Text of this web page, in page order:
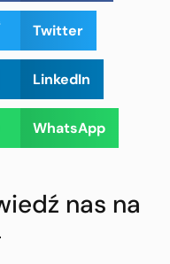
Twitter
LinkedIn
WhatsApp
nas na